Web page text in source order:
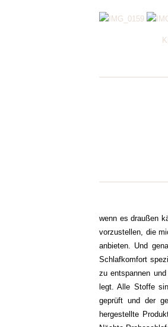
wenn es draußen
vorzustellen, die
anbieten. Und
Schlafkomfort
zu entspannen
legt. Alle Stoffe
geprüft und der
hergestellte